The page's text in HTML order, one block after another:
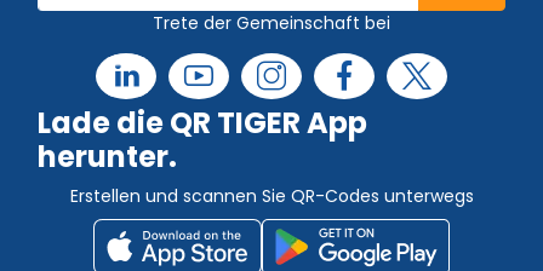
Trete der Gemeinschaft bei
Lade die QR TIGER App
herunter.
Erstellen und scannen Sie QR-Codes unterwegs